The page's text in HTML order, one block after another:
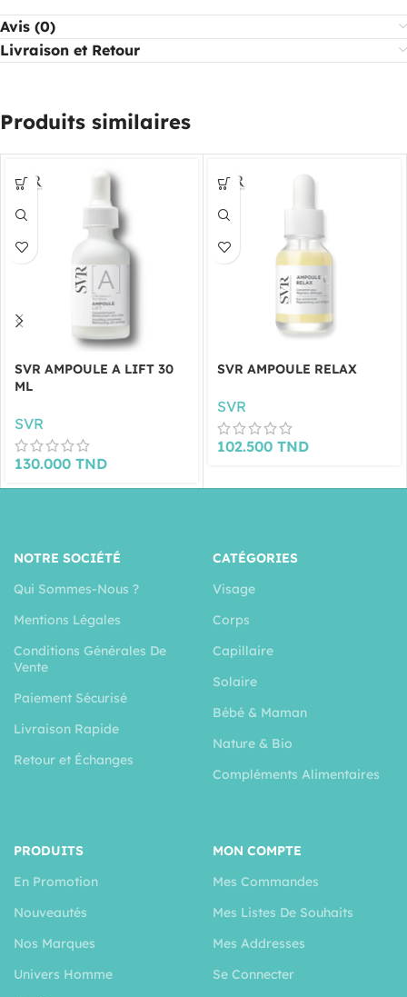
Avis (0)
Livraison et Retour
Produits similaires
SVR AMPOULE A LIFT 30
ML
SVR
130.000 TND
SVR AMPOULE RELAX
SVR
102.500 TND
NOTRE SOCIÉTÉ
Qui Sommes-Nous ?
Mentions Légales
Conditions Générales De
Vente
Paiement Sécurisé
Livraison Rapide
Retour et Échanges
CATÉGORIES
Visage
Corps
Capillaire
Solaire
Bébé & Maman
Nature & Bio
Compléments Alimentaires
PRODUITS
En Promotion
Nouveautés
Nos Marques
Univers Homme
MON COMPTE
Mes Commandes
Mes Listes De Souhaits
Mes Addresses
Se Connecter